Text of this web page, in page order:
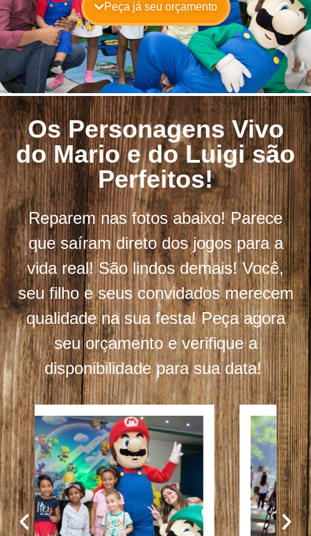
Peça já seu orçamento
Os Personagens Vivo
do Mario e do Luigi são
Perfeitos!
Reparem nas fotos abaixo! Parece
que saíram direto dos jogos para a
vida real! São lindos demais! Você,
seu filho e seus convidados merecem
qualidade na sua festa! Peça agora
seu orçamento e verifique a
disponibilidade para sua data!